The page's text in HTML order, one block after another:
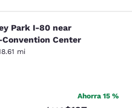
I-80 near
Park I-80 near
Center
mi
estrellas. Muy bueno. 1159 reseñas
Ahorra 15 %